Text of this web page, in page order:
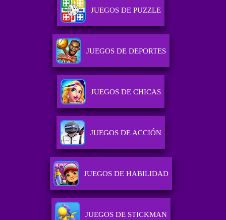
JUEGOS DE PUZZLE
JUEGOS DE DEPORTES
JUEGOS DE CHICAS
JUEGOS DE ACCIÓN
JUEGOS DE HABILIDAD
JUEGOS DE STICKMAN